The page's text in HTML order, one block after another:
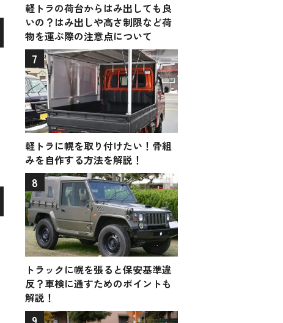
軽トラの荷台からはみ出しても良
いの？はみ出しや高さ制限など荷
物を運ぶ際の注意点について
7
軽トラに幌を取り付けたい！骨組
みを自作する方法を解説！
8
トラックに幌を張ると保安基準違
反？車検に通すためのポイントも
解説！